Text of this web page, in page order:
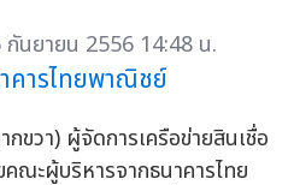
นยายน 2556 14:48 น.
คารไทยพาณิชย์
ขวา) ผู้จัดการเครือข่ายสินเชื่อ
ณะผู้บริหารจากธนาคารไทย